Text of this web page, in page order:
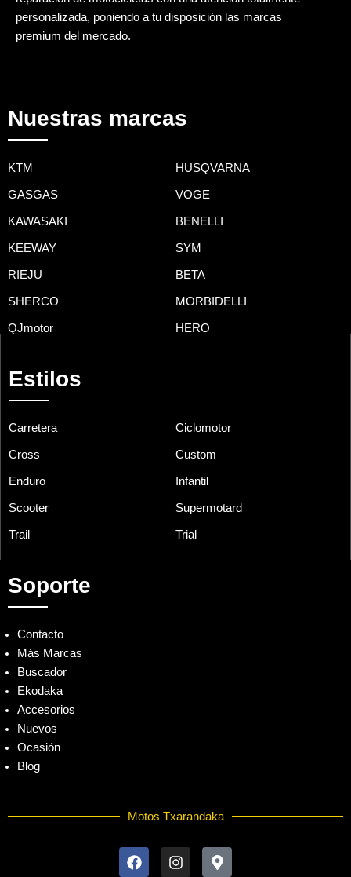
personalizada, poniendo a tu disposición las marcas
premium del mercado.
Nuestras marcas
KTM HUSQVARNA
GASGAS VOGE
KAWASAKI BENELLI
KEEWAY SYM
RIEJU BETA
SHERCO MORBIDELLI
QJmotor HERO
Estilos
Carretera Ciclomotor
Cross Custom
Enduro Infantil
Scooter Supermotard
Trail Trial
Soporte
Contacto
Más Marcas
Buscador
Ekodaka
Accesorios
Nuevos
Ocasión
Blog
Motos Txarandaka
a
c
n
s
a
p